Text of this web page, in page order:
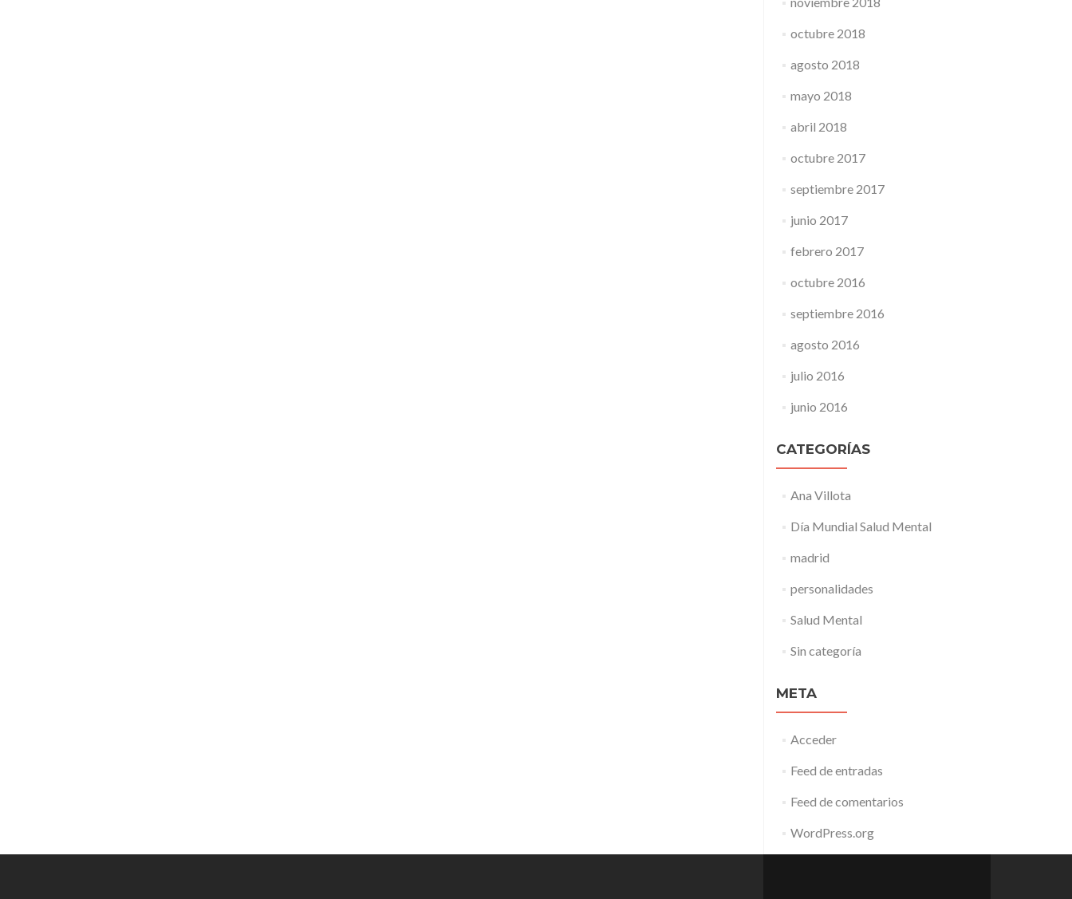
octubre 2018
agosto 2018
mayo 2018
abril 2018
octubre 2017
septiembre 2017
junio 2017
febrero 2017
octubre 2016
septiembre 2016
agosto 2016
julio 2016
junio 2016
CATEGORÍAS
Ana Villota
Día Mundial Salud Mental
madrid
personalidades
Salud Mental
Sin categoría
META
Acceder
Feed de entradas
Feed de comentarios
WordPress.org